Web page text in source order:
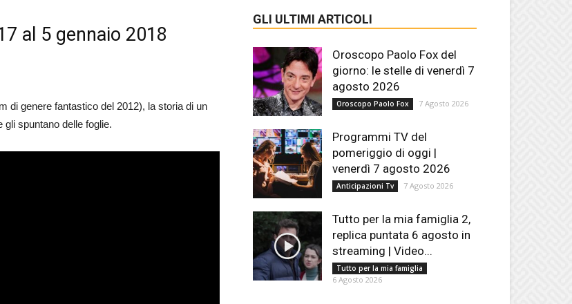
al 5 gennaio 2018
di genere fantastico del 2012), la storia di un
spuntano delle foglie.
GLI ULTIMI ARTICOLI
Oroscopo Paolo Fox del
giorno: le stelle di venerdì 7
agosto 2026
Oroscopo Paolo Fox 7 Agosto 2026
Programmi TV del
pomeriggio di oggi |
venerdì 7 agosto 2026
Anticipazioni Tv 7 Agosto 2026
Tutto per la mia famiglia 2,
replica puntata 6 agosto in
streaming | Video...
Tutto per la mia famiglia
6 Agosto 2026